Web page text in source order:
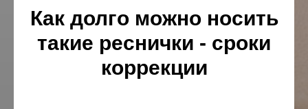
Как долго можно носить
такие реснички - сроки
коррекции